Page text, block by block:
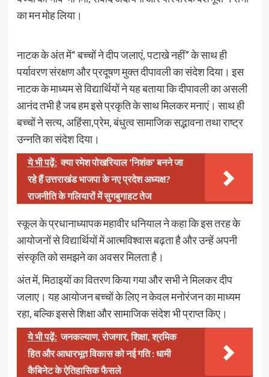
का मन मोह लिया।
नाटक के अंत में“ बच्चों ने दीप जलाएं, पटाखे नहीं” के साथ ही
पर्यावरण संरक्षण और प्रदूषण मुक्त दीपावली का संदेश दिया। इस
नाटक के माध्यम से विद्यार्थियों ने यह बताया कि दीपावली का असली
आनंद तभी है जब हम इसे प्रकृति के साथ मिलकर मनाएं। साथ ही
बच्चों ने सत्य, अहिंसा,प्रेम, बंधुत्व सामाजिक सद्भावना तथा राष्ट्र
उन्नति का संदेश दिया।
ये भी पढ़ें: क्या रमेश पोखरियाल 'निशंक' बनने जा
रहे हैं उत्तराखंड भाजपा के नए प्रदेश अध्यक्ष?
राजनीति के गलियारों में सुगबुगाहट तेज
स्कूल के प्रधानाध्यापक महावीर धनियाल ने कहा कि इस तरह के
आयोजनों से विद्यार्थियों में आत्मविश्वास बढ़ता है और उन्हें अपनी
संस्कृति को समझने का अवसर मिलता है।
अंत में, मिठाइयों का वितरण किया गया और सभी ने मिलकर दीप
जलाए। यह आयोजन बच्चों के लिए न केवल मनोरंजन का माध्यम
रहा, बल्कि इससे शिक्षा और सामाजिक संदेश भी प्राप्त किए।
ये भी पढ़ें: जनकल्याण, रोजगार, शिक्षा, श्रमिक
हित और आधारभूत विकास को नई गति : धामी
कैबिनेट के ऐतिहासिक फैसले